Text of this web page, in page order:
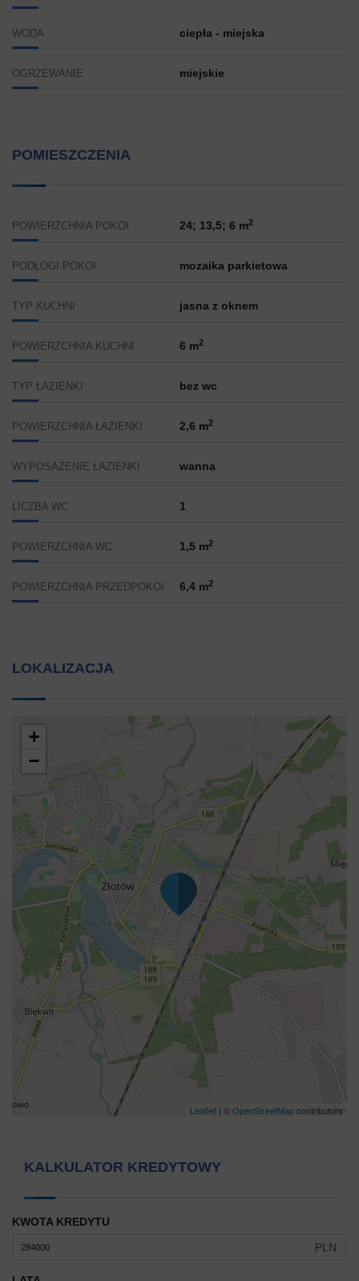
WODA ciepła - miejska
OGRZEWANIE miejskie
POMIESZCZENIA
POWIERZCHNIA POKOI 24; 13,5; 6 m2
PODŁOGI POKOI mozaika parkietowa
TYP KUCHNI jasna z oknem
POWIERZCHNIA KUCHNI 6 m2
TYP ŁAZIENKI bez wc
POWIERZCHNIA ŁAZIENKI 2,6 m2
WYPOSAŻENIE ŁAZIENKI wanna
LICZBA WC 1
POWIERZCHNIA WC 1,5 m2
POWIERZCHNIA PRZEDPOKOI 6,4 m2
LOKALIZACJA
+
−
Leaflet | ©OpenStreetMapcontributors
KALKULATOR KREDYTOWY
KWOTA KREDYTU
PLN